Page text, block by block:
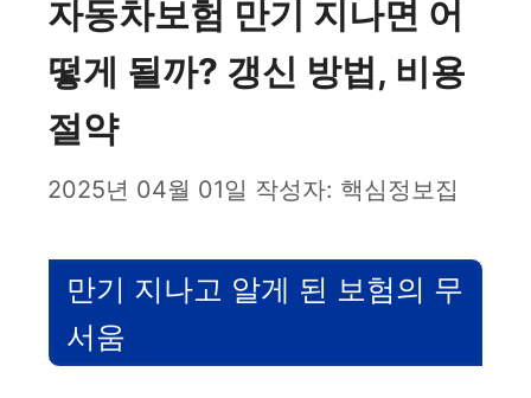
자동차보험 만기 지나면 어
떻게 될까? 갱신 방법, 비용
절약
2025년 04월 01일 작성자: 핵심정보집
만기 지나고 알게 된 보험의 무
서움